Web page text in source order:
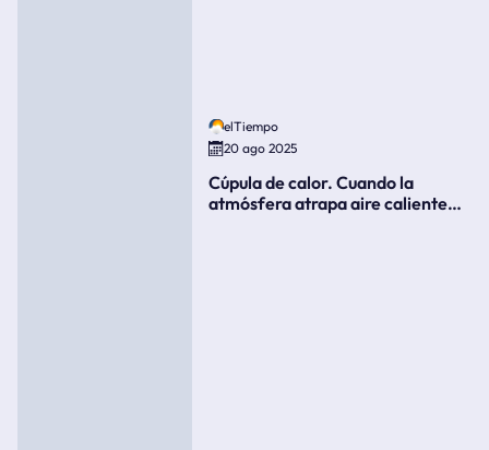
elTiempo
20 ago 2025
Cúpula de calor. Cuando la
atmósfera atrapa aire caliente